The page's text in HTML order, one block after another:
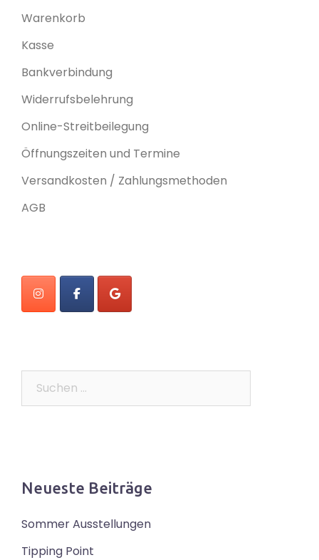
Warenkorb
Kasse
Bankverbindung
Widerrufsbelehrung
Online-Streitbeilegung
Öffnungszeiten und Termine
Versandkosten / Zahlungsmethoden
AGB
Suchen
Neueste Beiträge
Sommer Ausstellungen
Tipping Point